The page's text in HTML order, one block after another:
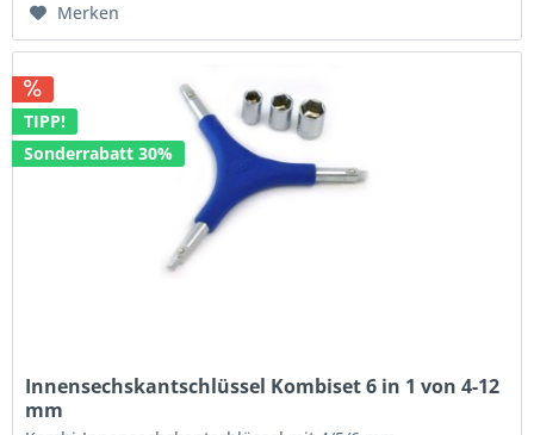
Merken
TIPP!
Sonderrabatt 30%
Innensechskantschlüssel Kombiset 6 in 1 von 4-12
mm